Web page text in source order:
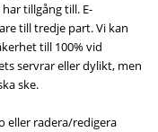
tillgång till. E-
till tredje part. Vi kan
till 100% vid
servrar eller dylikt, men
ske.
eller radera/redigera